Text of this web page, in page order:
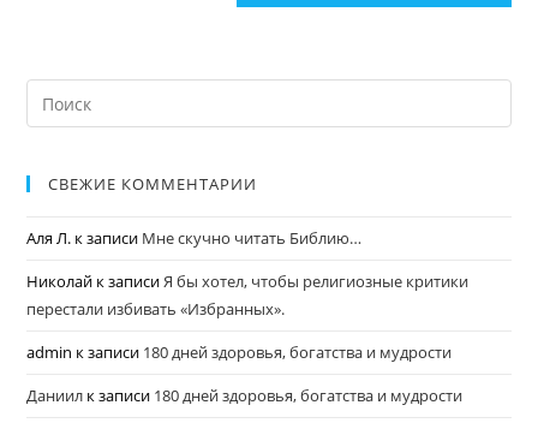
СВЕЖИЕ КОММЕНТАРИИ
Аля Л. к записи Мне скучно читать Библию…
Николай к записиЯ бы хотел, чтобы религиозные критики
перестали избивать «Избранных».
admin к записи 180 дней здоровья, богатства и мудрости
Даниил к записи 180 дней здоровья, богатства и мудрости